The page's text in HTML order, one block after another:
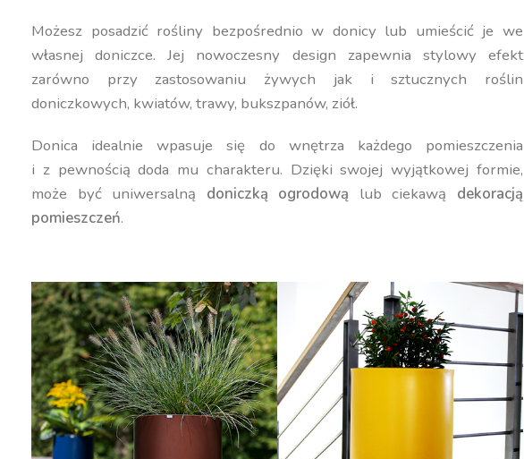
Możesz posadzić rośliny bezpośrednio w donicy lub umieścić je we
własnej doniczce. Jej nowoczesny design zapewnia stylowy efekt
zarówno przy zastosowaniu żywych jak i sztucznych roślin
doniczkowych, kwiatów, trawy, bukszpanów, ziół.
Donica idealnie wpasuje się do wnętrza każdego pomieszczenia
i z pewnością doda mu charakteru. Dzięki swojej wyjątkowej formie,
może być uniwersalną doniczką ogrodową lub ciekawą dekoracją
pomieszczeń.